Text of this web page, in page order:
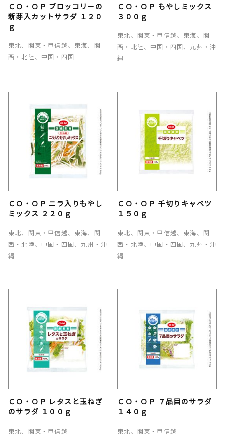
ＣＯ・ＯＰ ブロッコリーの
新芽入カットサラダ １２０
ｇ
東北、関東・甲信越、東海、関
西・北陸、中国・四国
ＣＯ・ＯＰ もやしミックス
３００ｇ
東北、関東・甲信越、東海、関
西・北陸、中国・四国、九州・沖
縄
ＣＯ・ＯＰ ニラ入りもやし
ミックス ２２０ｇ
東北、関東・甲信越、東海、関
西・北陸、中国・四国、九州・沖
縄
ＣＯ・ＯＰ 千切りキャベツ
１５０ｇ
東北、関東・甲信越、東海、関
西・北陸、中国・四国、九州・沖
縄
ＣＯ・ＯＰ レタスと玉ねぎ
のサラダ １００ｇ
東北、関東・甲信越
ＣＯ・ＯＰ ７品目のサラダ
１４０ｇ
東北、関東・甲信越